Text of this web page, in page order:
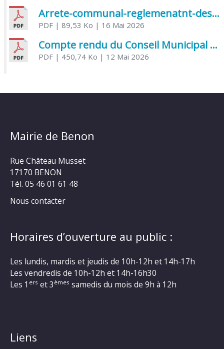
Arrete-communal-reglemenatnt-des-bruits-de-voisinage-et-des-activites-bruyantes
PDF| 89,53 Ko | 16 Mai 2026
Compte rendu du Conseil Municipal du 06 mai 2026
PDF| 450,74 Ko | 12 Mai 2026
Mairie de Benon
Rue Château Musset
17170 BENON
Tél. 05 46 01 61 48
Nous contacter
Horaires d’ouverture au public :
Les lundis, mardis et jeudis de 10h-12h et 14h-17h
Les vendredis de 10h-12h et 14h-16h30
Les 1 ers et 3 èmes samedis du mois de 9h à 12h
Liens